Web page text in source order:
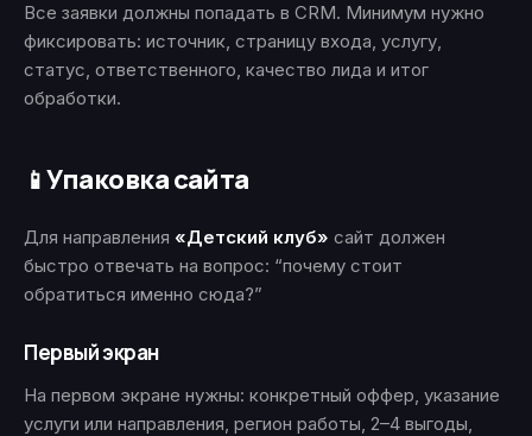
Все заявки должны попадать в CRM. Минимум нужно
фиксировать: источник, страницу входа, услугу,
статус, ответственного, качество лида и итог
обработки.
📱Упаковка сайта
Для направления «Детский клуб» сайт должен
быстро отвечать на вопрос: “почему стоит
обратиться именно сюда?”
Первый экран
На первом экране нужны: конкретный оффер, указание
услуги или направления, регион работы, 2–4 выгоды,